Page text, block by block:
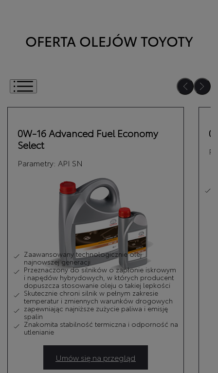
OFERTA OLEJÓW TOYOTY
Wybierz jeden lub kilka olejów
0W-16 Advanced Fuel Economy
Select
Parametry: API SN
Zaawansowany technologicznie olej
najnowszej generacji
Przeznaczony do silników o zapłonie iskrowym
i napędów hybrydowych, w których producent
dopuszcza stosowanie oleju o takiej lepkości
Skutecznie chroni silnik w pełnym zakresie
temperatur i zmiennych warunków drogowych
zapewniając najniższe zużycie paliwa i emisję
spalin
Znakomita stabilność termiczna i odporność na
utlenianie
Umów się na przegląd